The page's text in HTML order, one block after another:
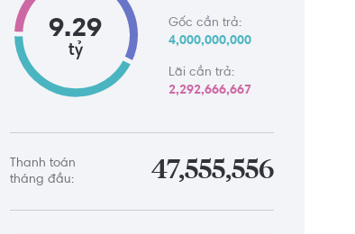
9.29
tỷ
Gốc cần trả:
4,000,000,000
Lãi cần trả:
2,292,666,667
Thanh toán
tháng đầu:
47,555,556